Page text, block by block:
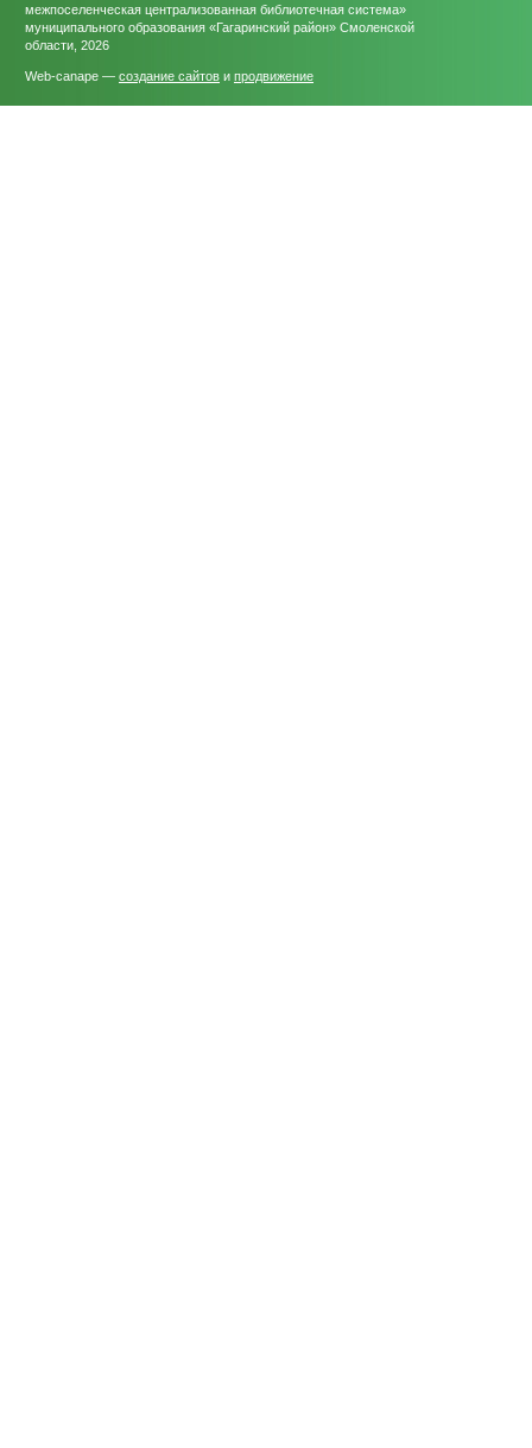
межпоселенческая централизованная библиотечная система»
муниципального образования «Гагаринский район» Смоленской
области, 2026
Web-canape — создание сайтов и продвижение